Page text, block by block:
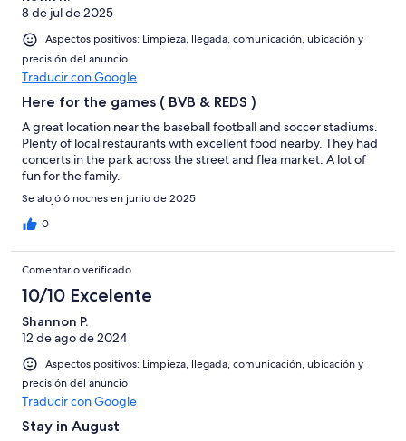
8 de jul de 2025
Aspectos positivos: Limpieza, llegada, comunicación, ubicación y
precisión del anuncio
Traducir con Google
Here for the games ( BVB & REDS )
A great location near the baseball football and soccer stadiums.
Plenty of local restaurants with excellent food nearby. They had
concerts in the park across the street and flea market. A lot of
fun for the family.
Se alojó 6 noches en junio de 2025
0
Comentario verificado
10/10 Excelente
Shannon P.
12 de ago de 2024
Aspectos positivos: Limpieza, llegada, comunicación, ubicación y
precisión del anuncio
Traducir con Google
Stay in August